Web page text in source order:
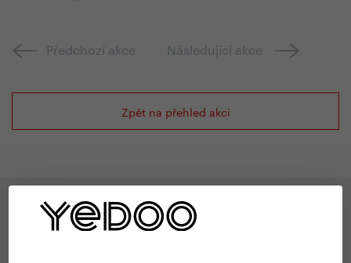
Předchozí akce Následující akce
Zpět na přehled akcí